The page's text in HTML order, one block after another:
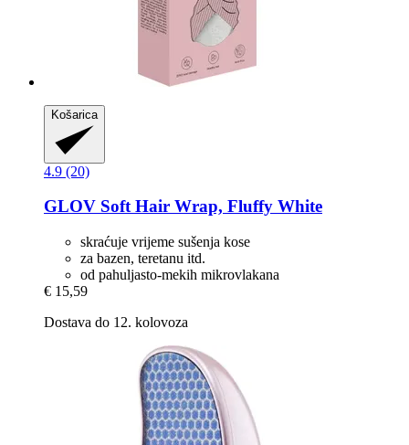
Košarica
4.9 (20)
GLOV Soft Hair Wrap, Fluffy White
skraćuje vrijeme sušenja kose
za bazen, teretanu itd.
od pahuljasto-mekih mikrovlakana
€ 15,59
Dostava do 12. kolovoza